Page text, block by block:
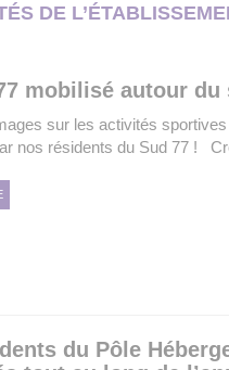
DE
mobilisé autour du
sur les activités
nos résidents du Sud 77 !
du Pôle